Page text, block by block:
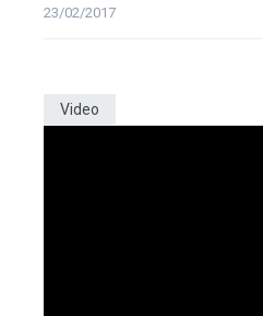
23/02/2017
Video